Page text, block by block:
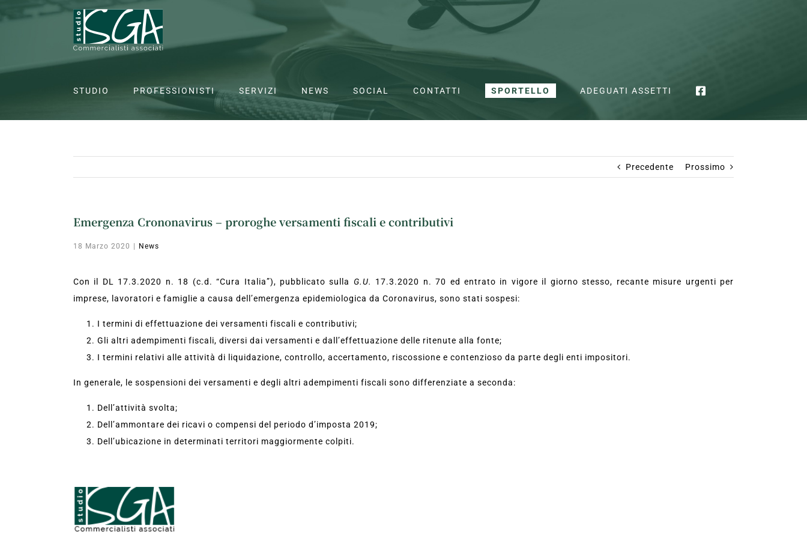
STUDIO PROFESSIONISTI SERVIZI NEWS SOCIAL CONTATTI SPORTELLO ADEGUATI ASSETTI
Precedente Prossimo
Emergenza Crononavirus – proroghe versamenti fiscali e contributivi
18 Marzo 2020 News
Con il DL 17.3.2020 n. 18 (c.d. “Cura Italia”), pubblicato sulla G.U.
17.3.2020 n. 70 ed entrato in vigore il giorno stesso, recante misure urgenti per
imprese, lavoratori e famiglie a causa dell’emer­genza epidemiologica da Coronavirus, sono stati sospesi:
I termini di effettuazione dei versamenti fiscali e contributivi;
Gli altri adempimenti fiscali, diversi dai versamenti e dall’effettuazione delle ritenute alla fonte;
I termini relativi alle attività di liquidazione, controllo, accertamento, riscossione e contenzioso da parte degli enti impositori.
In generale, le sospensioni dei versamenti e degli altri adempimenti fiscali sono differenziate a se­conda:
Dell’attività svolta;
Dell’ammontare dei ricavi o compensi del periodo d’imposta 2019;
Dell’ubicazione in determinati territori maggiormente colpiti.